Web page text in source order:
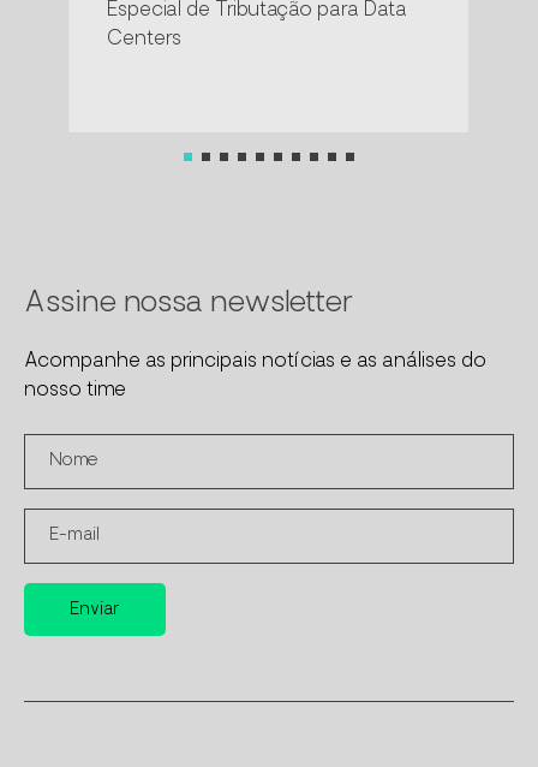
Especial de Tributação para Data
Centers
Assine nossa newsletter
Acompanhe as principais notícias e as análises do
nosso time